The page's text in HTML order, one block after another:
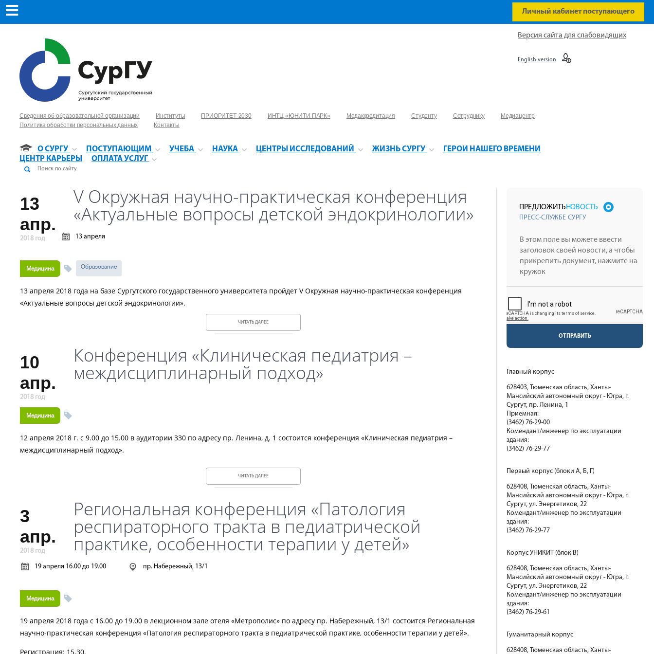
Личный кабинет поступающего
Сведения об образовательной организации Институты ПРИОРИТЕТ-2030 ИНТЦ «ЮНИТИ ПАРК» Медаккредитация Студенту Сотруднику
Медиацентр
Политика обработки персональных данных
Контакты
О СУРГУ ПОСТУПАЮЩИМ УЧЕБА НАУКА ЦЕНТРЫ ИССЛЕДОВАНИЙ ЖИЗНЬ СУРГУ
ГЕРОИ НАШЕГО ВРЕМЕНИ
ЦЕНТР КАРЬЕРЫ
ОПЛАТА УСЛУГ
Версия сайта для слабовидящих
English version
13
апр.
2018 год
V Окружная научно-практическая конференция
«Актуальные вопросы детской эндокринологии»
13 апреля
Медицина Образование
13 апреля 2018 года на базе Сургутского государственного университета пройдет V Окружная научно-практическая конференция
«Актуальные вопросы детской эндокринологии».
ЧИТАТЬ ДАЛЕЕ
10
апр.
2018 год
Конференция «Клиническая педиатрия –
междисциплинарный подход»
Медицина
12 апреля 2018 г. с 9.00 до 15.00 в аудитории 330 по адресу пр. Ленина, д. 1 состоится конференция «Клиническая педиатрия –
междисциплинарный подход».
ЧИТАТЬ ДАЛЕЕ
3
апр.
2018 год
Региональная конференция «Патология
респираторного тракта в педиатрической
практике, особенности терапии у детей»
19 апреля 16.00 до 19.00 пр. Набережный, 13/1
Медицина
19 апреля 2018 года с 16.00 до 19.00 в лекционном зале отеля «Метрополис» по адресу пр. Набережный, 13/1 состоится Региональная
научно-практическая конференция «Патология респираторного тракта в педиатрической практике, особенности терапии у детей».
Регистрация: 15.30.
ПРЕДЛОЖИТЬНОВОСТЬ
ПРЕСС-СЛУЖБЕ СУРГУ
ОТПРАВИТЬ
Главный корпус
628403, Тюменская область, Ханты-
Мансийский автономный округ - Югра, г.
Сургут, пр. Ленина, 1
Приемная:
(3462) 76-29-00
Комендант/инженер по эксплуатации
здания:
(3462) 76-29-77
Первый корпус (блоки А, Б, Г)
628408, Тюменская область, Ханты-
Мансийский автономный округ - Югра, г.
Сургут, ул. Энергетиков, 22
Комендант/инженер по эксплуатации
здания:
(3462) 76-29-77
Корпус УНИКИТ (блок В)
628408, Тюменская область, Ханты-
Мансийский автономный округ - Югра, г.
Сургут, ул. Энергетиков, 22
Комендант/инженер по эксплуатации
здания:
(3462) 76-29-61
Гуманитарный корпус
628408, Тюменская область, Ханты-